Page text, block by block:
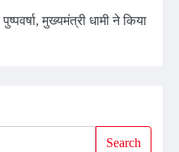
मुख्यमंत्री धामी ने किया
Search